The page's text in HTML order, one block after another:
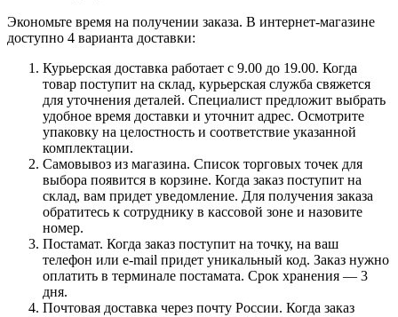
Экономьте время на получении заказа. В интернет-магазине
доступно 4 варианта доставки:
Курьерская доставка работает с 9.00 до 19.00. Когда
товар поступит на склад, курьерская служба свяжется
для уточнения деталей. Специалист предложит выбрать
удобное время доставки и уточнит адрес. Осмотрите
упаковку на целостность и соответствие указанной
комплектации.
Самовывоз из магазина. Список торговых точек для
выбора появится в корзине. Когда заказ поступит на
склад, вам придет уведомление. Для получения заказа
обратитесь к сотруднику в кассовой зоне и назовите
номер.
Постамат. Когда заказ поступит на точку, на ваш
телефон или e-mail придет уникальный код. Заказ нужно
оплатить в терминале постамата. Срок хранения — 3
дня.
Почтовая доставка через почту России. Когда заказ